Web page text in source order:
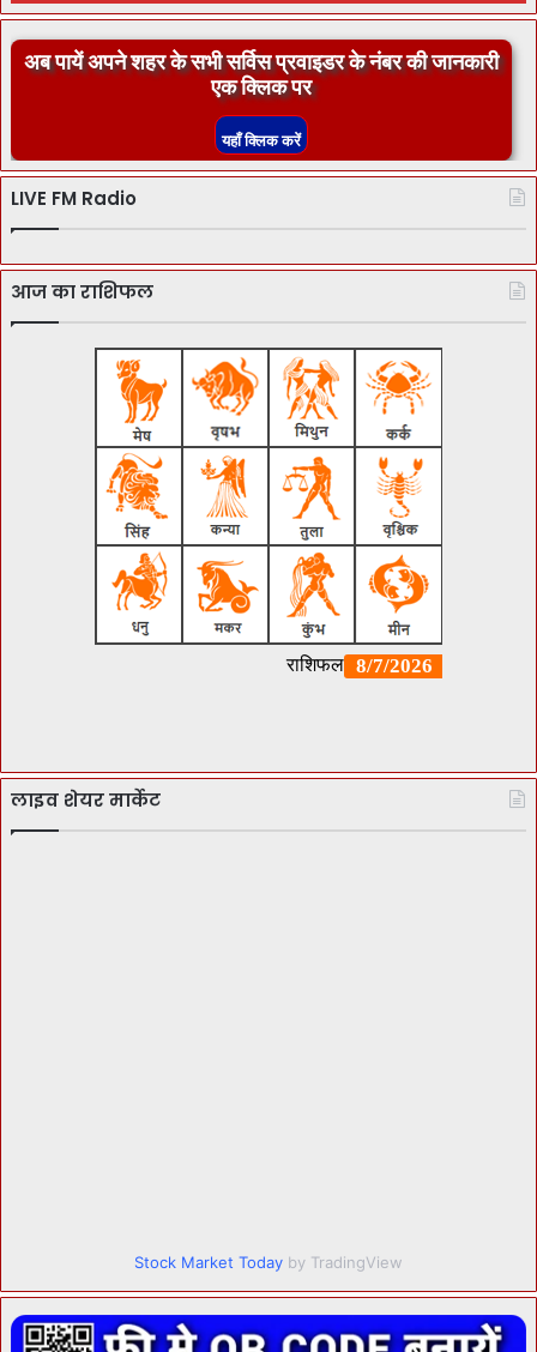
अब पायें अपने शहर के सभी सर्विस प्रवाइडर के नंबर की जानकारी
एक क्लिक पर
LIVE FM Radio
आज का राशिफल
लाइव शेयर मार्केट
Stock Market Today by TradingView